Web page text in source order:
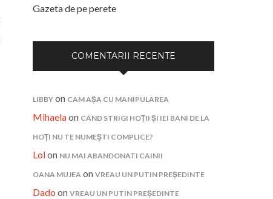
Gazeta de pe perete
COMENTARII RECENTE
LIBBY on CAM AȘA CU MANIPULAREA
Mihaelaon CÂND STRIGI HOȚII ȘI IEI BANI DE LA
HOȚI NU TE NUMEȘTI COMPLICE?
Lolon NU MAI ABANDONATI CAINII
OANA MUJEA on VREAU UN PUTIN PREȘEDINTE
Dado on VREAU UN PUTIN PREȘEDINTE